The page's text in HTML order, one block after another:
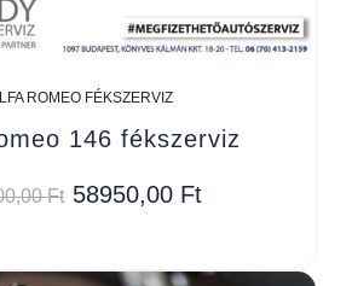
ROMEO FÉKSZERVIZ
146 fékszerviz
Ft 58950,00 Ft